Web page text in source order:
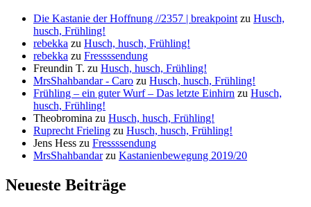
Die Kastanie der Hoffnung //2357 | breakpoint zu Husch,
husch, Frühling!
rebekka zu Husch, husch, Frühling!
rebekka zu Fressssendung
Freundin T. zu Husch, husch, Frühling!
MrsShahbandar - Caro zu Husch, husch, Frühling!
Frühling – ein guter Wurf – Das letzte Einhirn zu Husch,
husch, Frühling!
Theobromina zu Husch, husch, Frühling!
Ruprecht Frieling zu Husch, husch, Frühling!
Jens Hess zu Fressssendung
MrsShahbandarzu Kastanienbewegung 2019/20
Neueste Beiträge